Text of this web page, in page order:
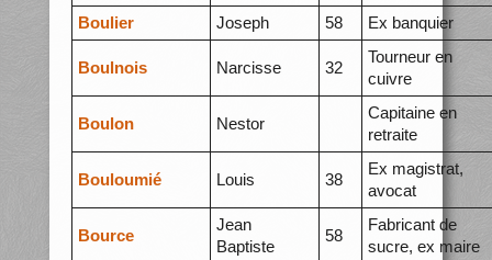
Boulier Joseph 58 Ex banquier
Boulnois Narcisse 32
Tourneur en
cuivre
Boulon Nestor
Capitaine en
retraite
Bouloumié Louis 38
Ex magistrat,
avocat
Bource
Jean
Baptiste
58
Fabricant de
sucre, ex maire